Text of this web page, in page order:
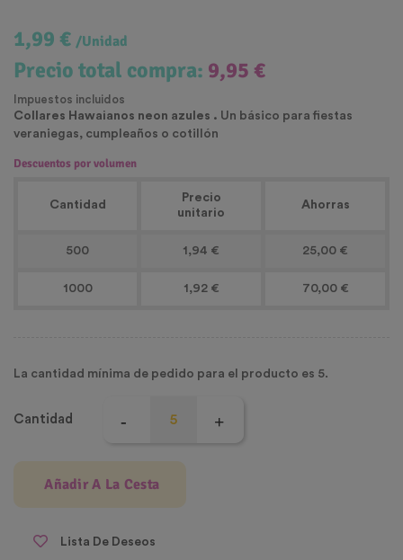
1,99 € /Unidad
Precio total compra: 9,95 €
Impuestos incluidos
Collares Hawaianos neon azules . Un básico para fiestas
veraniegas, cumpleaños o cotillón
Descuentos por volumen
Cantidad
Precio
unitario
Ahorras
500 1,94 € 25,00 €
1000 1,92 € 70,00 €
La cantidad mínima de pedido para el producto es 5.
Cantidad
Añadir A La Cesta
Lista De Deseos